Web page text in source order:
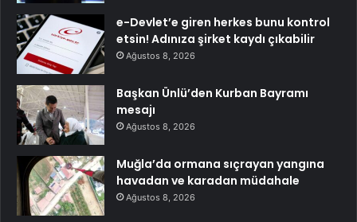
e-Devlet’e giren herkes bunu kontrol
etsin! Adınıza şirket kaydı çıkabilir
Ağustos 8, 2026
Başkan Ünlü’den Kurban Bayramı
mesajı
Ağustos 8, 2026
Muğla’da ormana sıçrayan yangına
havadan ve karadan müdahale
Ağustos 8, 2026